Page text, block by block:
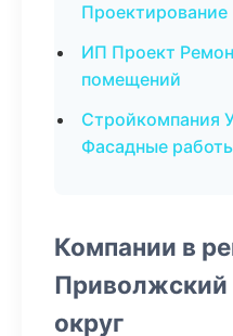
Проектирование
ИП Проект
помещений
Стройкомпания
Фасадные
Компании в
округ